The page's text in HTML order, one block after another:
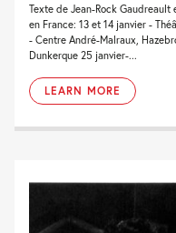
Texte de Jean-Rock Gaudreault
en France: 13 et 14 janvier -
- Centre André-Malraux,
Dunkerque 25 janvier-...
LEARN MORE